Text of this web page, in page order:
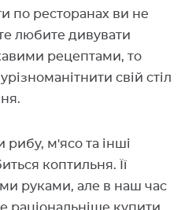
по ресторанах ви не
любите дивувати
рецептами, то
свій стіл
рибу, м'ясо та інші
коптильня. Її
руками, але в наш час